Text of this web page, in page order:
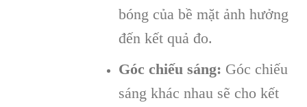
bóng của bề mặt ảnh hưởng
đến kết quả đo.
Góc chiếu sáng: Góc chiếu
sáng khác nhau sẽ cho kết